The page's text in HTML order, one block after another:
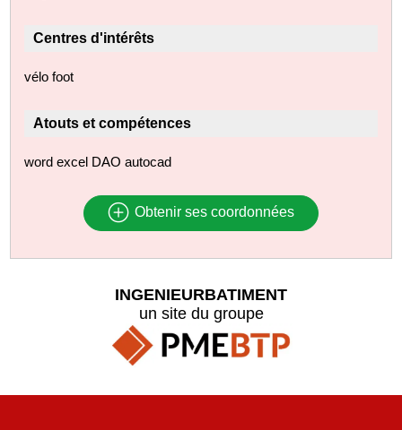
Centres d'intérêts
vélo foot
Atouts et compétences
word excel DAO autocad
Obtenir ses coordonnées
INGENIEURBATIMENT
un site du groupe